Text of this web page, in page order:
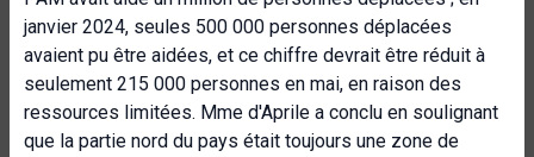
janvier 2024, seules 500 000 personnes déplacées
avaient pu être aidées, et ce chiffre devrait être réduit à
seulement 215 000 personnes en mai, en raison des
ressources limitées. Mme d'Aprile a conclu en soulignant
que la partie nord du pays était toujours une zone de